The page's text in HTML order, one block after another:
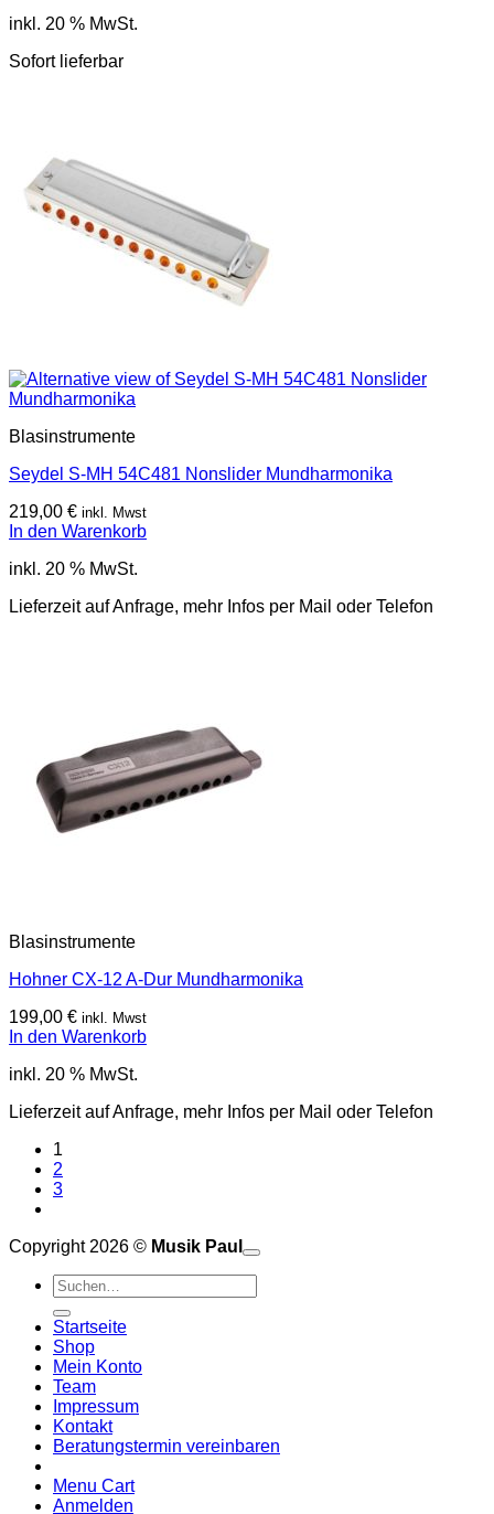
inkl. 20 % MwSt.
Sofort lieferbar
Blasinstrumente
Seydel S-MH 54C481 Nonslider Mundharmonika
219,00 € inkl. Mwst
In den Warenkorb
inkl. 20 % MwSt.
Lieferzeit auf Anfrage, mehr Infos per Mail oder Telefon
Blasinstrumente
Hohner CX-12 A-Dur Mundharmonika
199,00 € inkl. Mwst
In den Warenkorb
inkl. 20 % MwSt.
Lieferzeit auf Anfrage, mehr Infos per Mail oder Telefon
1
2
3
Copyright 2026 © Musik Paul
Suchen
nach:
Startseite
Shop
Mein Konto
Team
Impressum
Kontakt
Beratungstermin vereinbaren
Menu Cart
Anmelden